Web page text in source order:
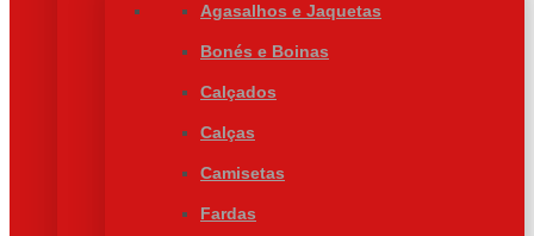
Agasalhos e Jaquetas
Bonés e Boinas
Calçados
Calças
Camisetas
Fardas